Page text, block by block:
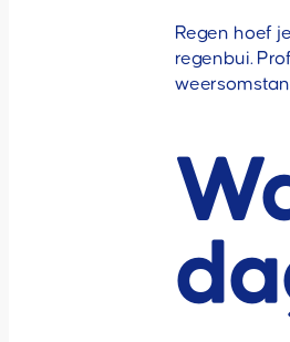
Regen hoef
regenbui.